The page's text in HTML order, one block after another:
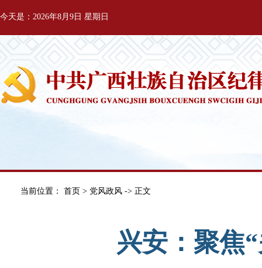
今天是：2026年8月9日 星期日
当前位置： 首页 > 党风政风 -> 正文
兴安：聚焦